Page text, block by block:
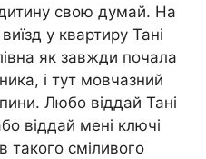
свою думай. На
у квартиру Тані
як завжди почала
і тут мовчазний
Любо віддай Тані
віддай мені ключі
такого сміливого